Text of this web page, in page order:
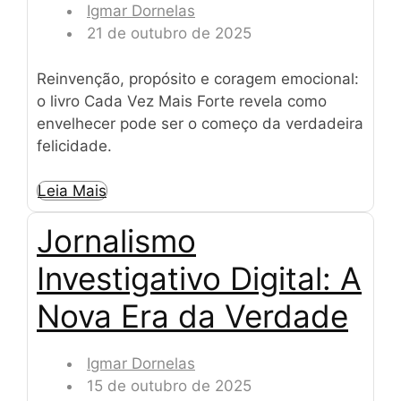
Igmar Dornelas
21 de outubro de 2025
Reinvenção, propósito e coragem emocional:
o livro Cada Vez Mais Forte revela como
envelhecer pode ser o começo da verdadeira
felicidade.
Leia Mais
Jornalismo
Investigativo Digital: A
Nova Era da Verdade
Igmar Dornelas
15 de outubro de 2025